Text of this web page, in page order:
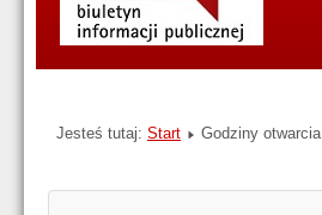
Jesteś tutaj: Start Godziny otwarcia